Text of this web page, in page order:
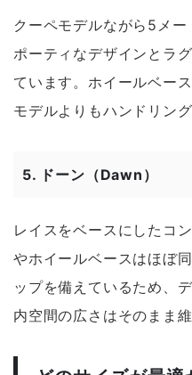
クーペモデルながら5メ
ポーティなデザインとラ
ています。ホイールベー
モデルよりもハンドリン
5. ドーン（Dawn）
レイスをベースにしたコ
やホイールベースはほぼ
ップを備えているため、
内空間の広さはそのまま